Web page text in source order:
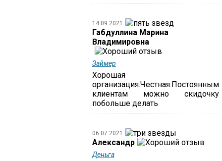
14.09.2021
Габдуллина Марина
Владимировна
Займер
Хорошая
организация.Честная.Постоянным
клиентам можно скидочку
побольше делать
06.07.2021
Александр
Деньга